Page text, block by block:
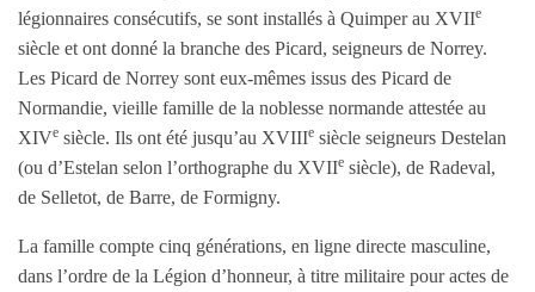
légionnaires consécutifs, se sont installés à Quimper au XVIIe
siècle et ont donné la branche des Picard, seigneurs de Norrey.
Les Picard de Norrey sont eux-mêmes issus des Picard de
Normandie, vieille famille de la noblesse normande attestée au
XIVe siècle. Ils ont été jusqu’au XVIIIe siècle seigneurs Destelan
(ou d’Estelan selon l’orthographe du XVIIe siècle), de Radeval,
de Selletot, de Barre, de Formigny.
La famille compte cinq générations, en ligne directe masculine,
dans l’ordre de la Légion d’honneur, à titre militaire pour actes de